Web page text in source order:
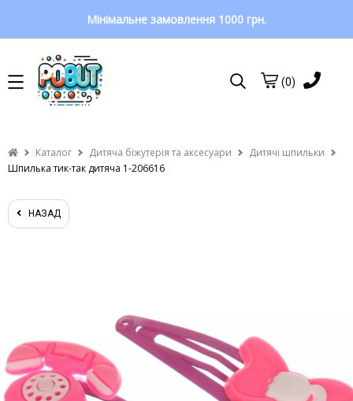
Мінімальне замовлення 1000 грн.
(0)
Каталог Дитяча біжутерія та аксесуари
Дитячі шпильки
Шпилька тик-так дитяча 1-206616
НАЗАД